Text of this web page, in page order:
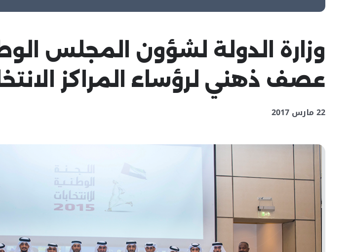
وزارة الدولة لشؤون المجلس
عصف ذهني لرؤساء المراكز الانتخابية
22 مارس 2017